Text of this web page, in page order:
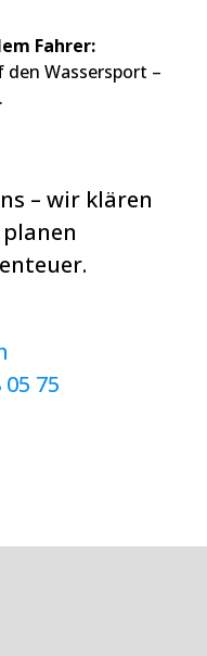
Fahrer:
den Wassersport –
– wir klären
05 75